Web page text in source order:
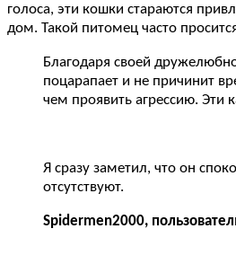
голоса, эти кошки стараются
дом. Такой питомец часто
Благодаря своей
поцарапает и не причинит
чем проявить агрессию. Эти
Я сразу заметил, что он
отсутствуют.
Spidermen2000,